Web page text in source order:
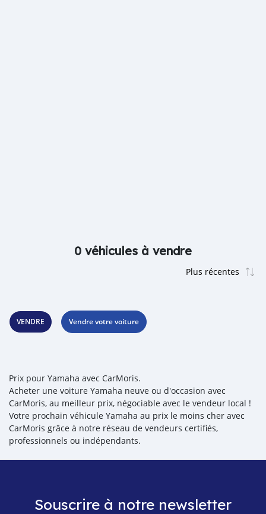
0 véhicules à vendre
VENDRE Vendre votre voiture
Prix pour Yamaha avec CarMoris.
Acheter une voiture Yamaha neuve ou d'occasion avec
CarMoris, au meilleur prix, négociable avec le vendeur local !
Votre prochain véhicule Yamaha au prix le moins cher avec
CarMoris grâce à notre réseau de vendeurs certifiés,
professionnels ou indépendants.
Souscrire à notre newsletter